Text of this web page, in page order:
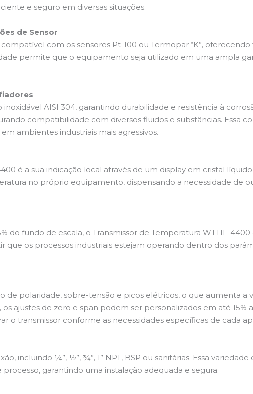
e seguro em diversas situações.
de Sensor
com os sensores Pt-100 ou Termopar “K”,
permite que o equipamento seja utilizado em uma ampla
AISI 304, garantindo durabilidade e resistência à
compatibilidade com diversos fluidos e substâncias. Essa
ambientes industriais mais agressivos.
é a sua indicação local através de um display em cristal
no próprio equipamento, dispensando a necessidade de
do fundo de escala, o Transmissor de Temperatura WTTIL-
que os processos industriais estejam operando dentro dos
de polaridade, sobre-tensão e picos elétricos, o que aumenta
ajustes de zero e span podem ser personalizados em até 15%
o transmissor conforme as necessidades específicas de cada
incluindo ¼”, ½”, ¾”, 1” NPT, BSP ou sanitárias. Essa
garantindo uma instalação adequada e segura.